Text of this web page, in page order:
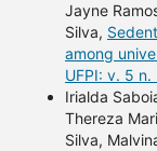
Jayne
Silva,
among
UFPI: v. 5 n.
Irialda
Thereza
Silva,